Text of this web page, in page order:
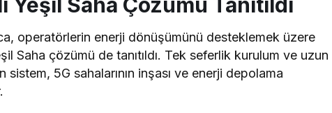
Saha Çözümü Tanıtıldı
operatörlerin enerji dönüşümünü desteklemek üzere
Saha çözümü de tanıtıldı. Tek seferlik kurulum ve uzun
5G sahalarının inşası ve enerji depolama